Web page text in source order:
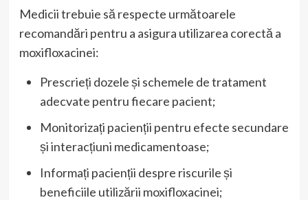
Medicii trebuie să respecte următoarele
recomandări pentru a asigura utilizarea corectă a
moxifloxacinei:
Prescrieți dozele și schemele de tratament
adecvate pentru fiecare pacient;
Monitorizați pacienții pentru efecte secundare
și interacțiuni medicamentoase;
Informați pacienții despre riscurile și
beneficiile utilizării moxifloxacinei;